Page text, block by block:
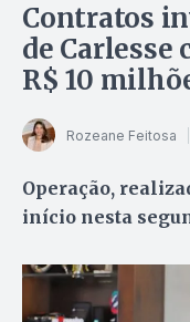
Contratos
de Carlesse
R$ 10
Rozeane Feitosa
Operação,
início nesta